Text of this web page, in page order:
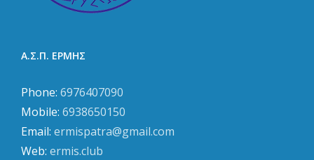
Α.Σ.Π. ΕΡΜΗΣ
Phone: 6976407090
Mobile: 6938650150
Email: ermispatra@gmail.com
Web: ermis.club